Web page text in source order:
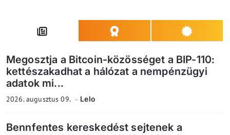
Megosztja a Bitcoin-közösséget a BIP-110:
kettészakadhat a hálózat a nempénzügyi
adatok mi...
2026. augusztus 09. Lelo
Bennfentes kereskedést sejtenek a